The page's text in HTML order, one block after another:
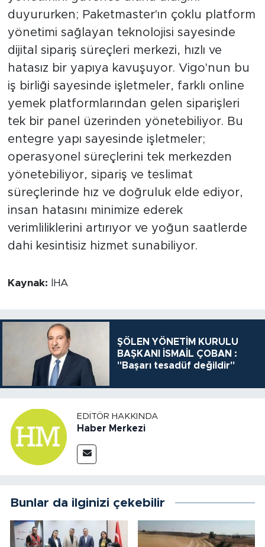
duyururken; Paketmaster'ın çoklu platform
yönetimi sağlayan teknolojisi sayesinde
dijital sipariş süreçleri merkezi, hızlı ve
hatasız bir yapıya kavuşuyor. Vigo'nun bu
iş birliği sayesinde işletmeler, farklı online
yemek platformlarından gelen siparişleri
tek bir panel üzerinden yönetebiliyor. Bu
entegre yapı sayesinde işletmeler;
operasyonel süreçlerini tek merkezden
yönetebiliyor, sipariş ve teslimat
süreçlerinde hız ve doğruluk elde ediyor,
insan hatasını minimize ederek
verimliliklerini artırıyor ve yoğun saatlerde
dahi kesintisiz hizmet sunabiliyor.
Kaynak: İHA
ŞÖLEN YÖNETİM KURULU
BAŞKANI İSMAİL ÇOBAN :
"Başarı tesadüf değildir"
EDITÖR HAKKINDA
Haber Merkezi
Bunlar da ilginizi çekebilir